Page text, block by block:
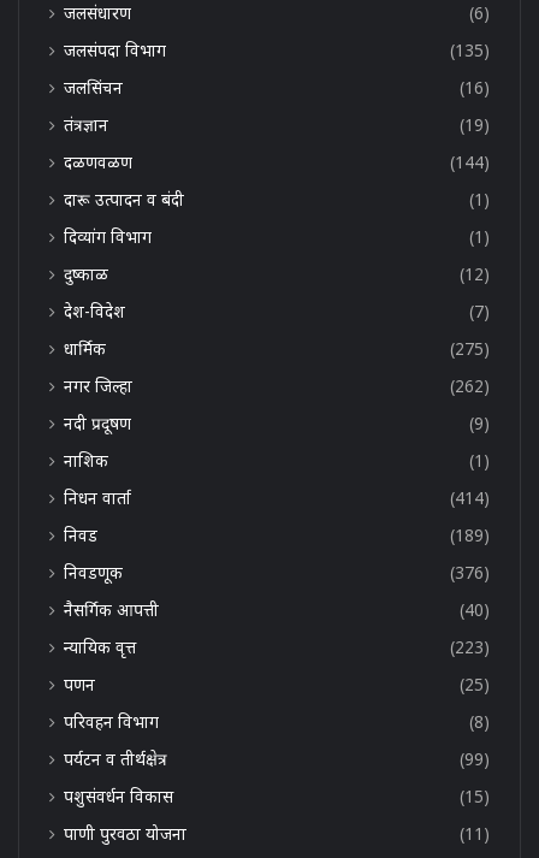
जलसंधारण
(6)
जलसंपदा विभाग
(135)
जलसिंचन
(16)
तंत्रज्ञान
(19)
दळणवळण
(144)
दारू उत्पादन व बंदी
(1)
दिव्यांग विभाग
(1)
दुष्काळ
(12)
देश-विदेश
(7)
धार्मिक
(275)
नगर जिल्हा
(262)
नदी प्रदूषण
(9)
नाशिक
(1)
निधन वार्ता
(414)
निवड
(189)
निवडणूक
(376)
नैसर्गिक आपत्ती
(40)
न्यायिक वृत्त
(223)
पणन
(25)
परिवहन विभाग
(8)
पर्यटन व तीर्थक्षेत्र
(99)
पशुसंवर्धन विकास
(15)
पाणी पुरवठा योजना
(11)